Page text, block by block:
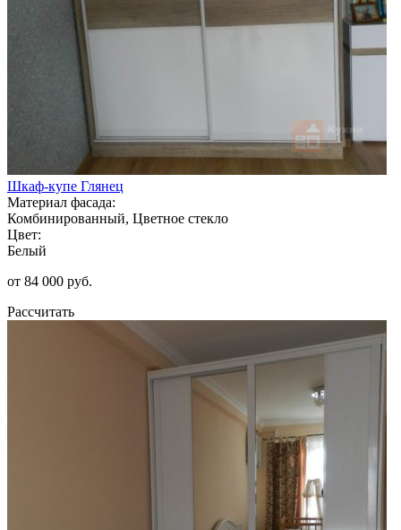
Шкаф-купе Глянец
Материал фасада:
Комбинированный, Цветное стекло
Цвет:
Белый
от 84 000 руб.
Рассчитать